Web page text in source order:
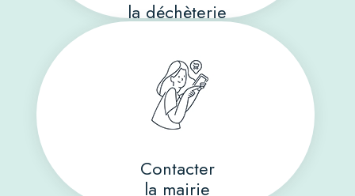
la déchèterie
Contacter
la mairie